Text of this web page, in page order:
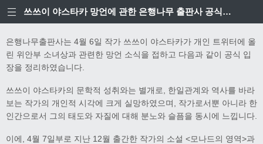
쓰쓰이 야스타카 망언에 관한 은행나무 출판사 공식입장
은행나무출판사는 4월 6일 작가 쓰쓰이 야스타카가 개인 트위터에 올
린 위안부 소녀상과 관련한 망언 소식을 접하고 다음과 같이 공식 입
장을 정리하였습니다.
쓰쓰이 야스타카의 문학적 성취와는 별개로, 한일관계와 역사를 바라
보는 작가의 개인적 시각에 크게 실망하였으며, 작가로서뿐 아니라 한
인간으로서 그의 태도와 자질에 대해 분노와 슬픔을 동시에 느낍니다.
이에, 4월 7일부로 지난 12월 출간한 작가의 소설 <모나드의 영역>과